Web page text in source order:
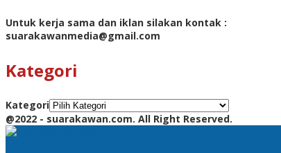
Untuk kerja sama dan iklan silakan kontak :
suarakawanmedia@gmail.com
Kategori
Kategori
@2022 - suarakawan.com. All Right Reserved.